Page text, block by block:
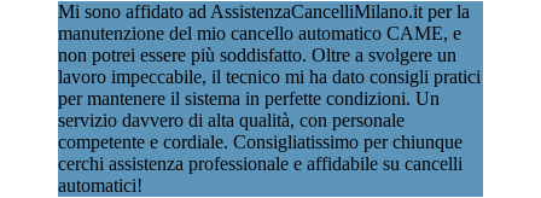
Mi sono affidato ad AssistenzaCancelliMilano.it per la
manutenzione del mio cancello automatico CAME, e
non potrei essere più soddisfatto. Oltre a svolgere un
lavoro impeccabile, il tecnico mi ha dato consigli pratici
per mantenere il sistema in perfette condizioni. Un
servizio davvero di alta qualità, con personale
competente e cordiale. Consigliatissimo per chiunque
cerchi assistenza professionale e affidabile su cancelli
automatici!